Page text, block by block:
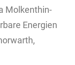
Molkenthin-
Energien